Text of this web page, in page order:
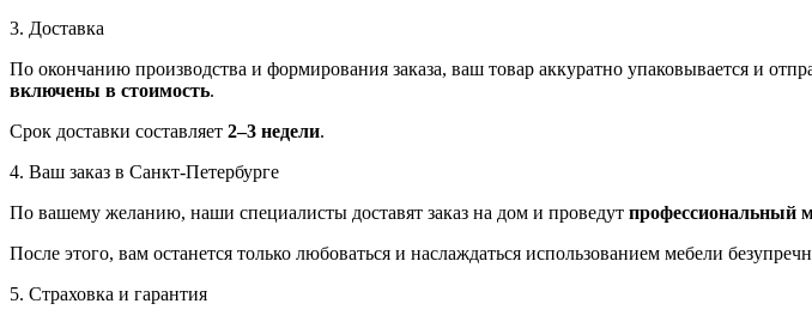
3. Доставка
По окончанию производства и формирования заказа, ваш товар аккуратно упаковывается и
включены в стоимость.
Срок доставки составляет 2–3 недели.
4. Ваш заказ в Санкт-Петербурге
По вашему желанию, наши специалисты доставят заказ на дом и проведут профессиональный
После этого, вам останется только любоваться и наслаждаться использованием мебели
5. Страховка и гарантия